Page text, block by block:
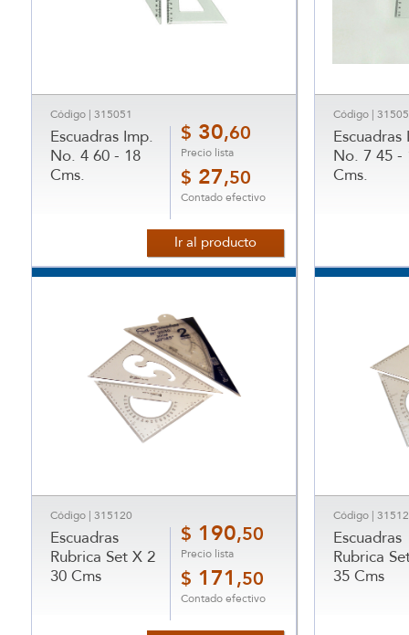
Código | 315051
Escuadras Imp.
No. 4 60 - 18
Cms.
$ 30,60
Precio lista
$ 27,50
Contado efectivo
Ir al producto
Código |
Escuadras
No. 7 45 -
Cms.
Código | 315120
Escuadras
Rubrica Set X 2
30 Cms
$ 190,50
Precio lista
$ 171 ,50
Contado efectivo
Código |
Escuadras
Rubrica
35 Cms